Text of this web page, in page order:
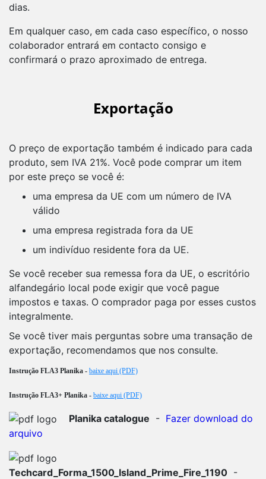
dias.
Em qualquer caso, em cada caso específico, o nosso
colaborador entrará em contacto consigo e
confirmará o prazo aproximado de entrega.
Exportação
O preço de exportação também é indicado para cada
produto, sem IVA 21%. Você pode comprar um item
por este preço se você é:
uma empresa da UE com um número de IVA
válido
uma empresa registrada fora da UE
um indivíduo residente fora da UE.
Se você receber sua remessa fora da UE, o escritório
alfandegário local pode exigir que você pague
impostos e taxas. O comprador paga por esses custos
integralmente.
Se você tiver mais perguntas sobre uma transação de
exportação, recomendamos que nos consulte.
Instrução FLA3 Planika - baixe aqui (PDF)
Instrução FLA3+ Planika - baixe aqui (PDF)
Planika catalogue - Fazer download do
arquivo
Techcard_Forma_1500_Island_Prime_Fire_1190 -